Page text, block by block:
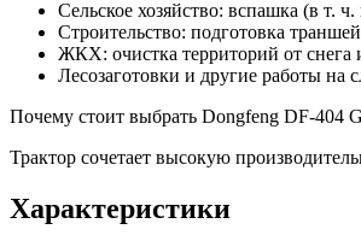
Сельское хозяйство: вспашка (в т.
Строительство: подготовка
ЖКХ: очистка территорий от снега
Лесозаготовки и другие работы на
Почему стоит выбрать Dongfeng DF‑404
Трактор сочетает высокую
Характеристики